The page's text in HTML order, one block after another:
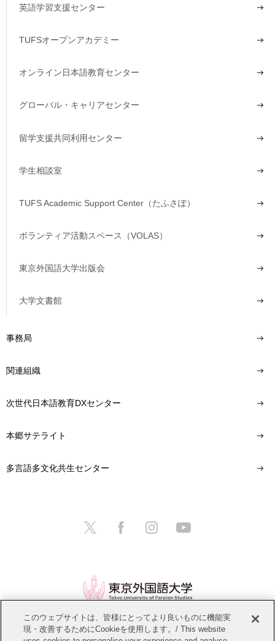
英語学習支援センター
TUFSオープンアカデミー
オンライン日本語教育センター
グローバル・キャリアセンター
留学支援共同利用センター
学生相談室
TUFS Academic Support Center（たふさぽ）
ボランティア活動スペース（VOLAS）
東京外国語大学出版会
大学文書館
事務局
関連組織
次世代日本語教育DXセンター
本郷サテライト
多言語多文化共生センター
情報公開 教職員募集 このサイトについて
このウェブサイトは、皆様にとってより良いものに機能実
現・改善するためにCookieを使用します。/ This website